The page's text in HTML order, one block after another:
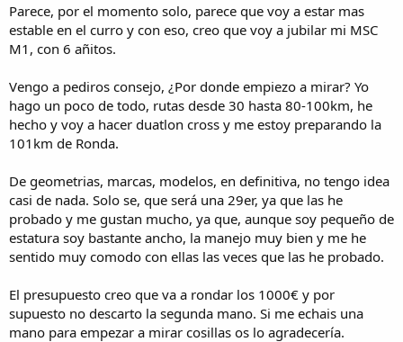
i
o
Parece, por el momento solo, parece que voy a estar mas
estable en el curro y con eso, creo que voy a jubilar mi MSC
M1, con 6 añitos.
Vengo a pediros consejo, ¿Por donde empiezo a mirar? Yo
hago un poco de todo, rutas desde 30 hasta 80-100km, he
hecho y voy a hacer duatlon cross y me estoy preparando la
101km de Ronda.
De geometrias, marcas, modelos, en definitiva, no tengo idea
casi de nada. Solo se, que será una 29er, ya que las he
probado y me gustan mucho, ya que, aunque soy pequeño de
estatura soy bastante ancho, la manejo muy bien y me he
sentido muy comodo con ellas las veces que las he probado.
El presupuesto creo que va a rondar los 1000€ y por
supuesto no descarto la segunda mano. Si me echais una
mano para empezar a mirar cosillas os lo agradecería.